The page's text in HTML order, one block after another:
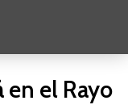
en el Rayo